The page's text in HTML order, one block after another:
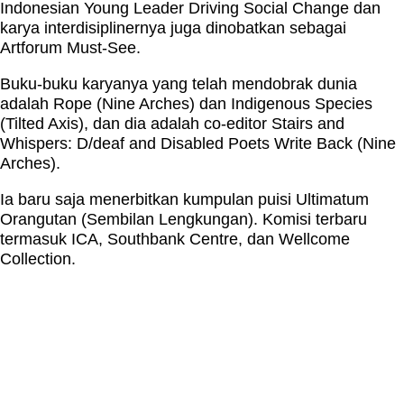
Indonesian Young Leader Driving Social Change dan
karya interdisiplinernya juga dinobatkan sebagai
Artforum Must-See.
Buku-buku karyanya yang telah mendobrak dunia
adalah Rope (Nine Arches) dan Indigenous Species
(Tilted Axis), dan dia adalah co-editor Stairs and
Whispers: D/deaf and Disabled Poets Write Back (Nine
Arches).
Ia baru saja menerbitkan kumpulan puisi Ultimatum
Orangutan (Sembilan Lengkungan). Komisi terbaru
termasuk ICA, Southbank Centre, dan Wellcome
Collection.